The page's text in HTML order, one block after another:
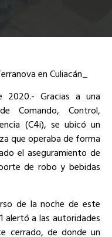
en Culiacán_
2020.- Gracias a una
Comando, Control,
(C4i), se ubicó un
que operaba de forma
el aseguramiento de
de robo y bebidas
de la noche de este
alertó a las autoridades
cerrado, de donde un